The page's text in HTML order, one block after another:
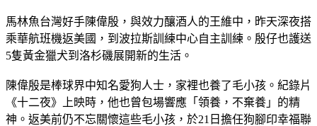
馬林魚台灣好手陳偉殷，與效力釀酒人的王維中，昨天深夜搭
乘華航班機返美國，到波拉斯訓練中心自主訓練。殷仔也護送
5隻黃金獵犬到洛杉磯展開新的生活。
陳偉殷是棒球界中知名愛狗人士，家裡也養了毛小孩。紀錄片
《十二夜》上映時，他也曾包場響應「領養，不棄養」的精
神。返美前仍不忘關懷這些毛小孩，於21日擔任狗腳印幸福聯